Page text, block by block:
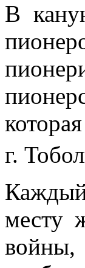
В
г.
месту
войны,